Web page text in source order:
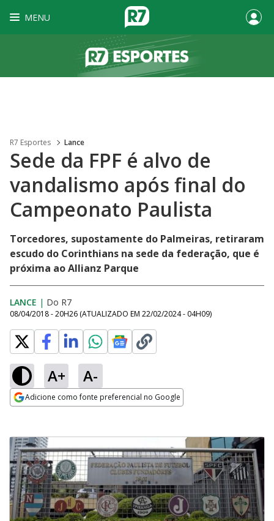
MENU
R7 Esportes Lance
Sede da FPF é alvo de
vandalismo após final do
Campeonato Paulista
Torcedores, supostamente do Palmeiras, retiraram
escudo do Corinthians na sede da federação, que é
próxima ao Allianz Parque
LANCE | Do R7
08/04/2018 - 20H26 (ATUALIZADO EM 22/02/2024 - 04H09)
A+ A-
Adicione como fonte preferencial no Google